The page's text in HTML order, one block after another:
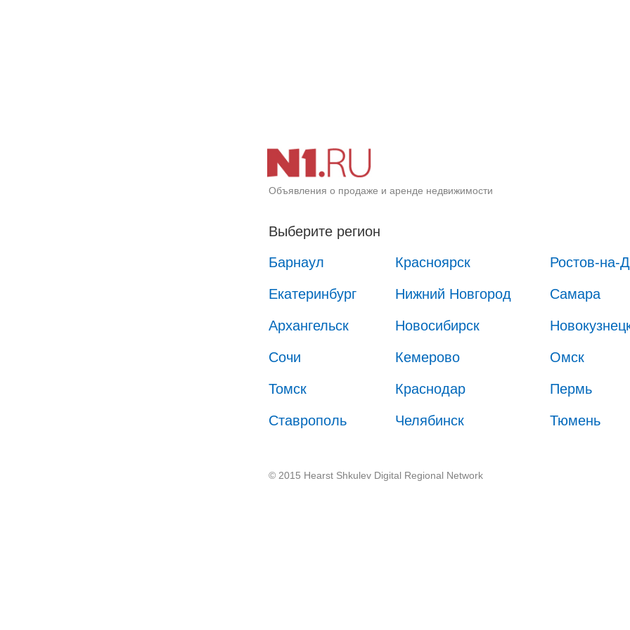
Объявления о продаже и аренде недвижимости
Выберите регион
Барнаул
Красноярск Ростов-на-
Екатеринбург Нижний Новгород Самара
Архангельск Новосибирск
Сочи Кемерово Омск
Томск Краснодар Пермь
Ставрополь Челябинск Тюмень
© 2015 Hearst Shkulev Digital Regional Network